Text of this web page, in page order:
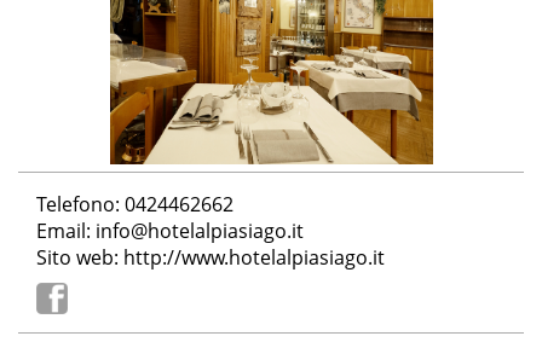
Telefono: 0424462662
Email: info@hotelalpiasiago.it
Sito web: http://www.hotelalpiasiago.it